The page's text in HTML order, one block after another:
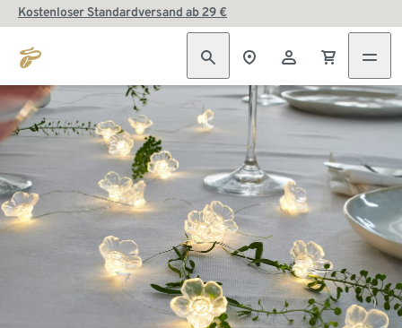
Kostenloser Standardversand ab 29 €